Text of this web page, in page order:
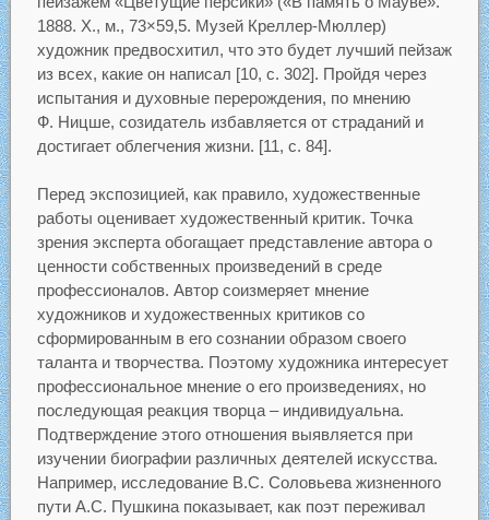
1888. Х., м., 73×59,5. Музей Креллер-Мюллер)
художник предвосхитил, что это будет лучший пейзаж
из всех, какие он написал [10, с. 302]. Пройдя через
испытания и духовные перерождения, по мнению
Ф. Ницше, созидатель избавляется от страданий и
достигает облегчения жизни. [11, с. 84].
Перед экспозицией, как правило, художественные
работы оценивает художественный критик. Точка
зрения эксперта обогащает представление автора о
ценности собственных произведений в среде
профессионалов. Автор соизмеряет мнение
художников и художественных критиков со
сформированным в его сознании образом своего
таланта и творчества. Поэтому художника интересует
профессиональное мнение о его произведениях, но
последующая реакция творца – индивидуальна.
Подтверждение этого отношения выявляется при
изучении биографии различных деятелей искусства.
Например, исследование В.С. Соловьева жизненного
пути А.С. Пушкина показывает, как поэт переживал